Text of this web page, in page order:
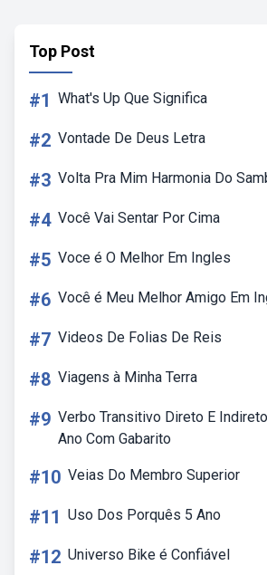
Top Post
#1 What's Up Que Significa
#2 Vontade De Deus Letra
#3 Volta Pra Mim Harmonia Do
#4 Você Vai Sentar Por Cima
#5 Voce é O Melhor Em Ingles
#6 Você é Meu Melhor Amigo Em
#7 Videos De Folias De Reis
#8 Viagens à Minha Terra
#9 Verbo Transitivo Direto E
Ano Com Gabarito
#10 Veias Do Membro Superior
#11 Uso Dos Porquês 5 Ano
#12 Universo Bike é Confiável